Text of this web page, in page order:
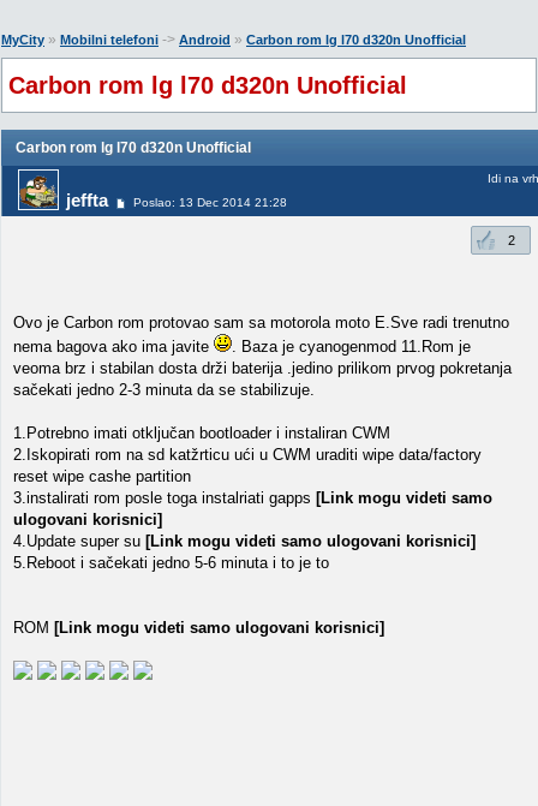
MyCity » Mobilni telefoni -> Android » Carbon rom lg l70 d320n Unofficial
Carbon rom lg l70 d320n Unofficial
Carbon rom lg l70 d320n Unofficial
jeffta Poslao: 13 Dec 2014 21:28
Idi na vrh
2
Ovo je Carbon rom protovao sam sa motorola moto E.Sve radi trenutno
nema bagova ako ima javite
. Baza je cyanogenmod 11.Rom je
veoma brz i stabilan dosta drži baterija .jedino prilikom prvog pokretanja
sačekati jedno 2-3 minuta da se stabilizuje.
1.Potrebno imati otključan bootloader i instaliran CWM
2.Iskopirati rom na sd katžrticu ući u CWM uraditi wipe data/factory
reset wipe cashe partition
3.instalirati rom posle toga instalriati gapps [Link mogu videti samo
ulogovani korisnici]
4.Update super su [Link mogu videti samo ulogovani korisnici]
5.Reboot i sačekati jedno 5-6 minuta i to je to
ROM [Link mogu videti samo ulogovani korisnici]